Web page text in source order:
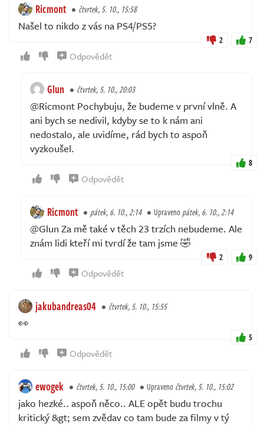
Ricmont čtvrtek, 5. 10., 15:58
Našel to nikdo z vás na PS4/PS5?
2 7
Odpovědět
Glun čtvrtek, 5. 10., 20:03
@Ricmont Pochybuju, že budeme v první vlně. A
ani bych se nedivil, kdyby se to k nám ani
nedostalo, ale uvidíme, rád bych to aspoň
vyzkoušel.
8
Odpovědět
Ricmont pátek, 6. 10., 2:14 Upravenopátek, 6. 10., 2:14
@Glun Za mě také v těch 23 trzích nebudeme. Ale
znám lidi kteří mi tvrdí že tam jsme 🤣
2 9
Odpovědět
jakubandreas04 čtvrtek, 5. 10., 15:55
👀
5
Odpovědět
ewogek čtvrtek, 5. 10., 15:00 Upravenočtvrtek, 5. 10., 15:02
jako hezké.. aspoň něco.. ALE opět budu trochu
kritický &gt; sem zvědav co tam bude za filmy v tý